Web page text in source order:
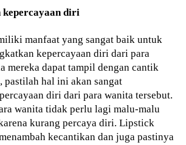
kepercayaan diri
manfaat yang sangat baik untuk
kepercayaan diri dari para
mereka dapat tampil dengan cantik
pastilah hal ini akan sangat
diri dari para wanita tersebut.
wanita tidak perlu lagi malu-malu
kurang percaya diri. Lipstick
kecantikan dan juga pastinya